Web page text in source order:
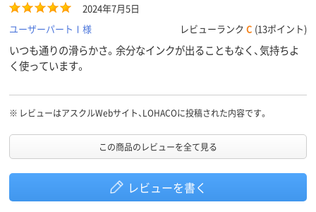
2024年7月5日
ユーザーパートⅠ様
レビューランク C (13ポイント)
いつも通りの滑らかさ。余分なインクが出ることもなく、気持ちよ
く使っています。
※ レビューはアスクルWebサイト、LOHACOに投稿された内容です。
この商品のレビューを全て見る
レビューを書く